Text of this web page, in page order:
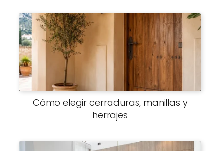
Cómo elegir cerraduras, manillas y
herrajes